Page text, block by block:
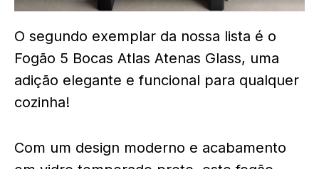
O segundo exemplar da nossa lista é o
Fogão 5 Bocas Atlas Atenas Glass, uma
adição elegante e funcional para qualquer
cozinha!
Com um design moderno e acabamento